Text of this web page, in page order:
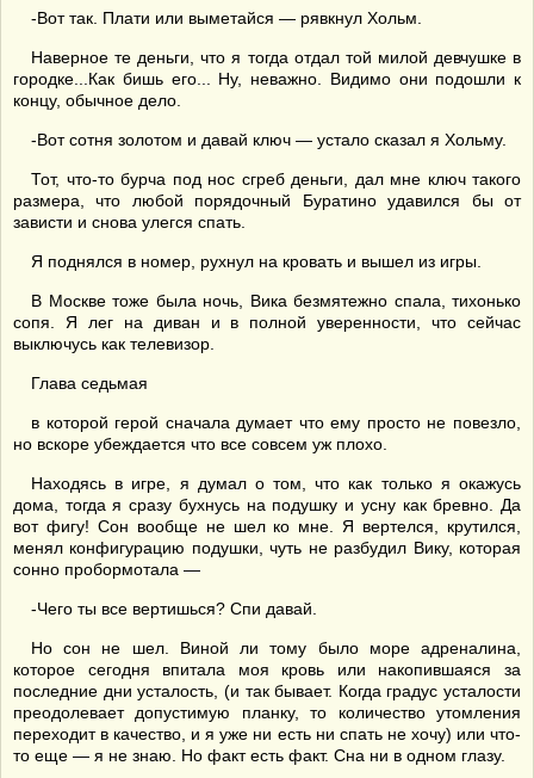
-Вот так. Плати или выметайся — рявкнул Хольм.
Наверное те деньги, что я тогда отдал той милой девчушке в
городке...Как бишь его... Ну, неважно. Видимо они подошли к
концу, обычное дело.
-Вот сотня золотом и давай ключ — устало сказал я Хольму.
Тот, что-то бурча под нос сгреб деньги, дал мне ключ такого
размера, что любой порядочный Буратино удавился бы от
зависти и снова улегся спать.
Я поднялся в номер, рухнул на кровать и вышел из игры.
В Москве тоже была ночь, Вика безмятежно спала, тихонько
сопя. Я лег на диван и в полной уверенности, что сейчас
выключусь как телевизор.
Глава седьмая
в которой герой сначала думает что ему просто не повезло,
но вскоре убеждается что все совсем уж плохо.
Находясь в игре, я думал о том, что как только я окажусь
дома, тогда я сразу бухнусь на подушку и усну как бревно. Да
вот фигу! Сон вообще не шел ко мне. Я вертелся, крутился,
менял конфигурацию подушки, чуть не разбудил Вику, которая
сонно пробормотала —
-Чего ты все вертишься? Спи давай.
Но сон не шел. Виной ли тому было море адреналина,
которое сегодня впитала моя кровь или накопившаяся за
последние дни усталость, (и так бывает. Когда градус усталости
преодолевает допустимую планку, то количество утомления
переходит в качество, и я уже ни есть ни спать не хочу) или что-
то еще — я не знаю. Но факт есть факт. Сна ни в одном глазу.